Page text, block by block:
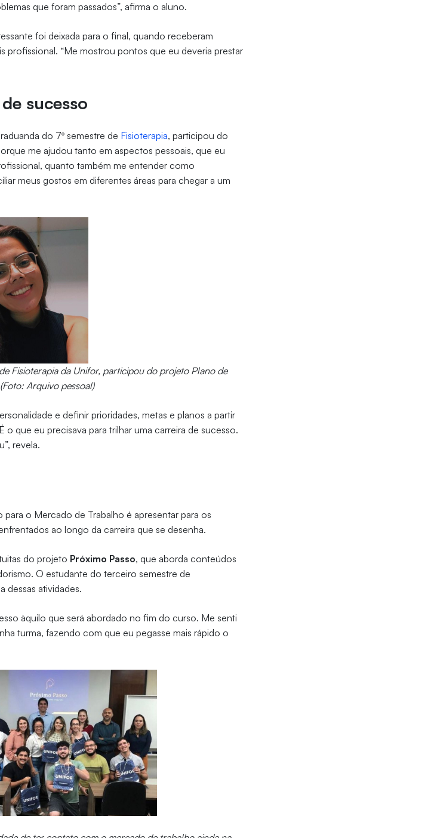
que foram passados”, afirma o aluno.
foi deixada para o final, quando receberam
profissional. “Me mostrou pontos que eu deveria prestar
sucesso
do 7º semestre de Fisioterapia, participou do
me ajudou tanto em aspectos pessoais, que eu
quanto também me entender como
meus gostos em diferentes áreas para chegar a um
Fisioterapia da Unifor, participou do projeto Plano de
Arquivo pessoal)
e definir prioridades, metas e planos a partir
que eu precisava para trilhar uma carreira de sucesso.
revela.
o Mercado de Trabalho é apresentar para os
ao longo da carreira que se desenha.
do projeto Próximo Passo, que aborda conteúdos
O estudante do terceiro semestre de
dessas atividades.
àquilo que será abordado no fim do curso. Me senti
turma, fazendo com que eu pegasse mais rápido o